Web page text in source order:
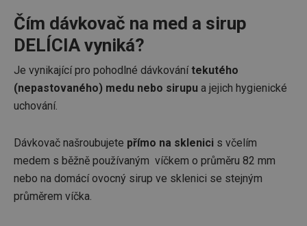
Čím dávkovač na med a sirup
DELÍCIA vyniká?
Je vynikající pro pohodlné dávkovánítekutého
(nepastovaného) medu nebo sirupu a jejich hygienické
uchování.
Dávkovač našroubujete přímo na sklenici s včelím
medem s běžně používaným víčkem o průměru 82 mm
nebo na domácí ovocný sirup ve sklenici se stejným
průměrem víčka.